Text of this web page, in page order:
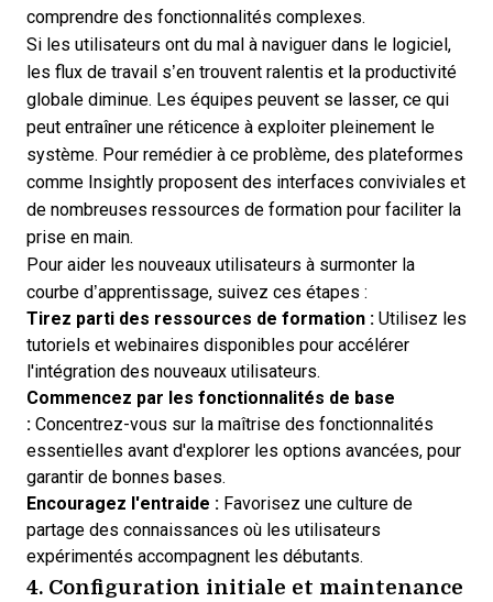
comprendre des fonctionnalités complexes.
Si les utilisateurs ont du mal à naviguer dans le logiciel,
les flux de travail s’en trouvent ralentis et la productivité
globale diminue. Les équipes peuvent se lasser, ce qui
peut entraîner une réticence à exploiter pleinement le
système. Pour remédier à ce problème, des plateformes
comme Insightly proposent des interfaces conviviales et
de nombreuses ressources de formation pour faciliter la
prise en main.
Pour aider les nouveaux utilisateurs à surmonter la
courbe d’apprentissage, suivez ces étapes :
Tirez parti des ressources de formation : Utilisez les
tutoriels et webinaires disponibles pour accélérer
l'intégration des nouveaux utilisateurs.
Commencez par les fonctionnalités de base
: Concentrez-vous sur la maîtrise des fonctionnalités
essentielles avant d'explorer les options avancées, pour
garantir de bonnes bases.
Encouragez l'entraide : Favorisez une culture de
partage des connaissances où les utilisateurs
expérimentés accompagnent les débutants.
4. Configuration initiale et maintenance